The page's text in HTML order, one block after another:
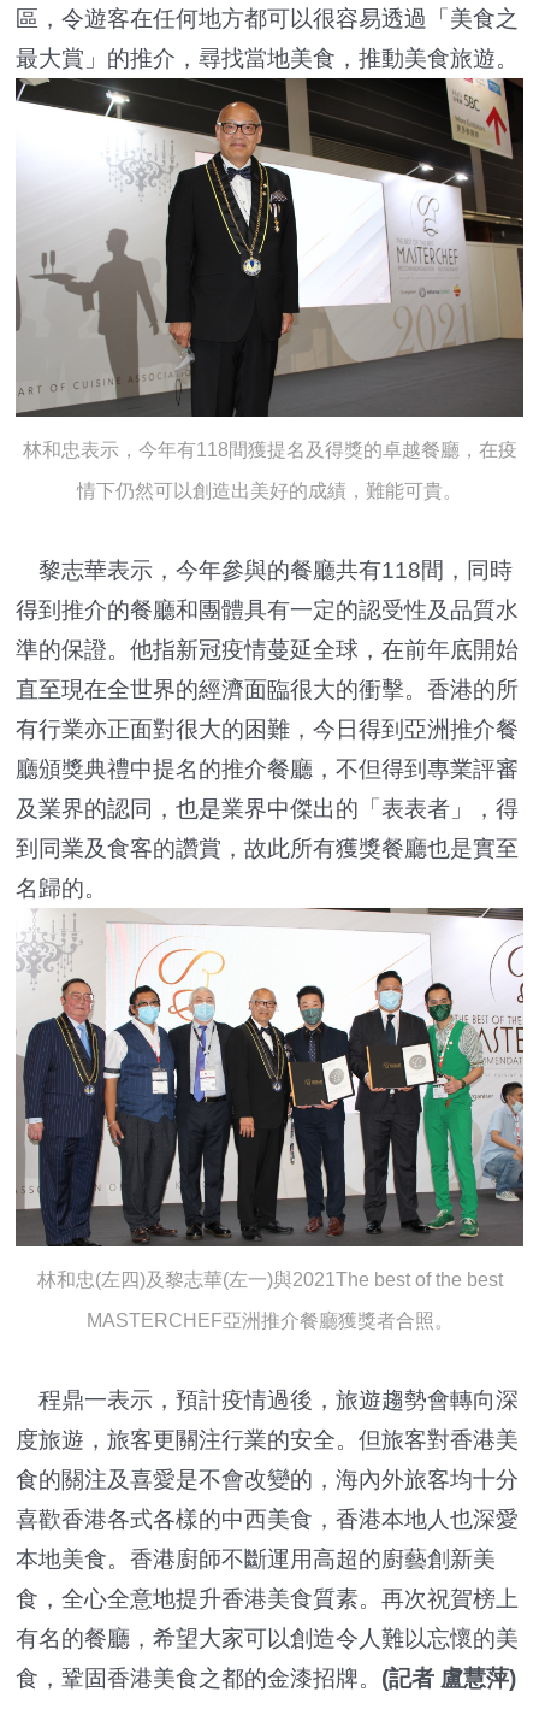
區，令遊客在任何地方都可以很容易透過「美食之
最大賞」的推介，尋找當地美食，推動美食旅遊。
林和忠表示，今年有118間獲提名及得獎的卓越餐廳，在疫
情下仍然可以創造出美好的成績，難能可貴。
黎志華表示，今年參與的餐廳共有118間，同時
得到推介的餐廳和團體具有一定的認受性及品質水
準的保證。他指新冠疫情蔓延全球，在前年底開始
直至現在全世界的經濟面臨很大的衝擊。香港的所
有行業亦正面對很大的困難，今日得到亞洲推介餐
廳頒獎典禮中提名的推介餐廳，不但得到專業評審
及業界的認同，也是業界中傑出的「表表者」，得
到同業及食客的讚賞，故此所有獲獎餐廳也是實至
名歸的。
林和忠(左四)及黎志華(左一)與2021The best of the best
MASTERCHEF亞洲推介餐廳獲獎者合照。
程鼎一表示，預計疫情過後，旅遊趨勢會轉向深
度旅遊，旅客更關注行業的安全。但旅客對香港美
食的關注及喜愛是不會改變的，海內外旅客均十分
喜歡香港各式各樣的中西美食，香港本地人也深愛
本地美食。香港廚師不斷運用高超的廚藝創新美
食，全心全意地提升香港美食質素。再次祝賀榜上
有名的餐廳，希望大家可以創造令人難以忘懷的美
食，鞏固香港美食之都的金漆招牌。 (記者 盧慧萍)